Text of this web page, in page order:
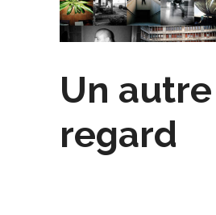
Un autre
regard